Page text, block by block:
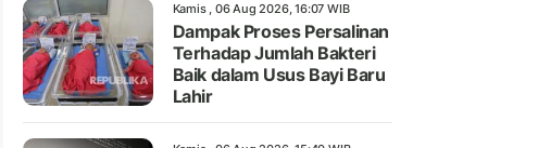
Kamis , 06 Aug 2026, 16:07 WIB
Dampak Proses Persalinan
Terhadap Jumlah Bakteri
Baik dalam Usus Bayi Baru
Lahir